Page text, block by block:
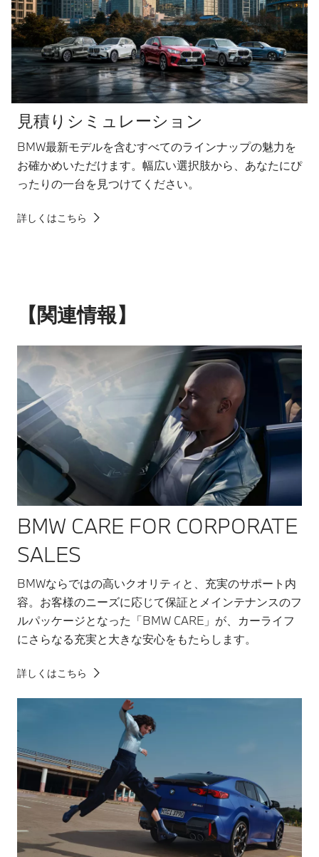
見積りシミュレーション
BMW最新モデルを含むすべてのラインナップの魅力を
お確かめいただけます。幅広い選択肢から、あなたにぴ
ったりの一台を見つけてください。
詳しくはこちら
【関連情報】
BMW CARE FOR CORPORATE
SALES
BMWならではの高いクオリティと、充実のサポート内
容。お客様のニーズに応じて保証とメインテナンスのフ
ルパッケージとなった「BMW CARE」が、カーライフ
にさらなる充実と大きな安心をもたらします。
詳しくはこちら